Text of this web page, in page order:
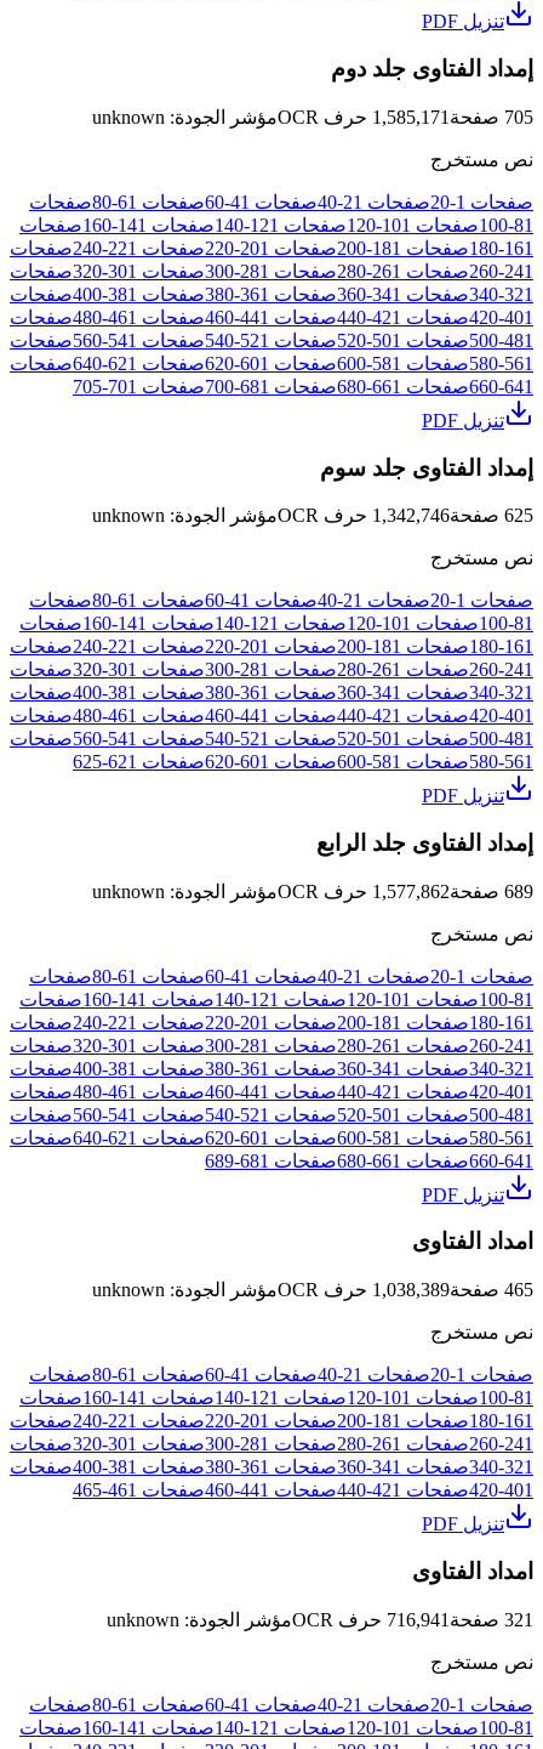
تنزيل PDF
إمداد الفتاوى جلد دوم
705 صفحة 1,585,171 حرف OCR مؤشر الجودة:
unknown
نص مستخرج
صفحات 1
-
20صفحات 21
-
40صفحات 41
-
60صفحات 61
-
80صفحات
81
-
100صفحات 101
-
120صفحات 121
-
140صفحات 141
-
160صفحات
161
-
180صفحات 181
-
200صفحات 201
-
220صفحات 221
-
240صفحات
241
-
260صفحات 261
-
280صفحات 281
-
300صفحات 301
-
320صفحات
321
-
340صفحات 341
-
360صفحات 361
-
380صفحات 381
-
400صفحات
401
-
420صفحات 421
-
440صفحات 441
-
460صفحات 461
-
480صفحات
481
-
500صفحات 501
-
520صفحات 521
-
540صفحات 541
-
560صفحات
561
-
580صفحات 581
-
600صفحات 601
-
620صفحات 621
-
640صفحات
641
-
660صفحات 661
-
680صفحات 681
-
700صفحات 701
-
705
تنزيل PDF
إمداد الفتاوى جلد سوم
625 صفحة1,342,746 حرف OCR مؤشر الجودة:
unknown
نص مستخرج
صفحات 1
-
20صفحات 21
-
40صفحات 41
-
60صفحات 61
-
80صفحات
81
-
100صفحات 101
-
120صفحات 121
-
140صفحات 141
-
160صفحات
161
-
180صفحات 181
-
200صفحات 201
-
220صفحات 221
-
240صفحات
241
-
260صفحات 261
-
280صفحات 281
-
300صفحات 301
-
320صفحات
321
-
340صفحات 341
-
360صفحات 361
-
380صفحات 381
-
400صفحات
401
-
420صفحات 421
-
440صفحات 441
-
460صفحات 461
-
480صفحات
481
-
500صفحات 501
-
520صفحات 521
-
540صفحات 541
-
560صفحات
561
-
580صفحات 581
-
600صفحات 601
-
620صفحات 621
-
625
تنزيل PDF
إمداد الفتاوى جلد الرابع
689 صفحة1,577,862 حرف OCR مؤشر الجودة:
unknown
نص مستخرج
صفحات 1
-
20صفحات 21
-
40صفحات 41
-
60صفحات 61
-
80صفحات
81
-
100صفحات 101
-
120صفحات 121
-
140صفحات 141
-
160صفحات
161
-
180صفحات 181
-
200صفحات 201
-
220صفحات 221
-
240صفحات
241
-
260صفحات 261
-
280صفحات 281
-
300صفحات 301
-
320صفحات
321
-
340صفحات 341
-
360صفحات 361
-
380صفحات 381
-
400صفحات
401
-
420صفحات 421
-
440صفحات 441
-
460صفحات 461
-
480صفحات
481
-
500صفحات 501
-
520صفحات 521
-
540صفحات 541
-
560صفحات
561
-
580صفحات 581
-
600صفحات 601
-
620صفحات 621
-
640صفحات
641
-
660صفحات 661
-
680صفحات 681
-
689
تنزيل PDF
امداد الفتاوى
465 صفحة1,038,389 حرف OCR مؤشر الجودة:
unknown
نص مستخرج
صفحات 1
-
20صفحات 21
-
40صفحات 41
-
60صفحات 61
-
80صفحات
81
-
100صفحات 101
-
120صفحات 121
-
140صفحات 141
-
160صفحات
161
-
180صفحات 181
-
200صفحات 201
-
220صفحات 221
-
240صفحات
241
-
260صفحات 261
-
280صفحات 281
-
300صفحات 301
-
320صفحات
321
-
340صفحات 341
-
360صفحات 361
-
380صفحات 381
-
400صفحات
401
-
420صفحات 421
-
440صفحات 441
-
460صفحات 461
-
465
تنزيل PDF
امداد الفتاوى
321 صفحة 716,941 حرف OCR مؤشر الجودة:
unknown
نص مستخرج
صفحات 1
-
20صفحات 21
-
40صفحات 41
-
60صفحات 61
-
80صفحات
81
-
100صفحات 101
-
120صفحات 121
-
140صفحات 141
-
160صفحات